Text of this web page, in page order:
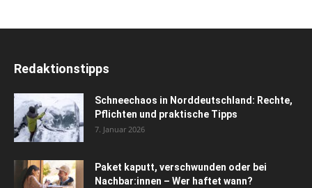
Redaktionstipps
Schneechaos in Norddeutschland: Rechte,
Pflichten und praktische Tipps
7. Januar 2026
Paket kaputt, verschwunden oder bei
Nachbar:innen – Wer haftet wann?